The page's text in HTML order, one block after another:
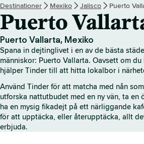
r
s
s
t
a
r
t
i
d
a
Destinationer Mexiko Jalisco Puerto
Puerto
Puerto Vallarta, Mexiko
Spana in dejtinglivet i en av de bästa
människor: Puerto Vallarta. Oavsett om
hjälper Tinder till att hitta lokalbor i
Använd Tinder för att matcha med nån
utforska nattutbudet med en ny vän, ta en
ha en mysig fikadejt på ett närliggande
för att upptäcka, eller återupptäcka, allt
erbjuda.